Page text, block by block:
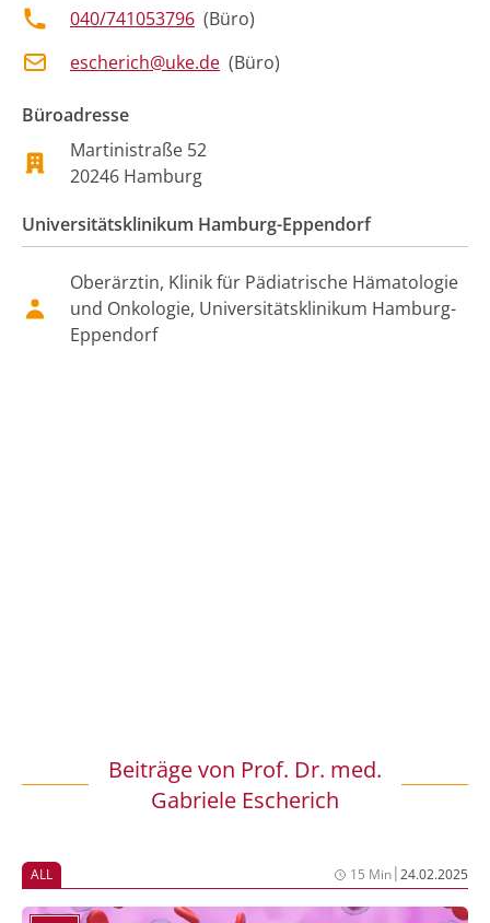
040/741053796 (Büro)
escherich@uke.de (Büro)
Büroadresse
Martinistraße 52
20246 Hamburg
Universitätsklinikum Hamburg-Eppendorf
Oberärztin, Klinik für Pädiatrische Hämatologie
und Onkologie, Universitätsklinikum Hamburg-
Eppendorf
Beiträge von Prof. Dr. med.
Gabriele Escherich
ALL 15 Min|24.02.2025